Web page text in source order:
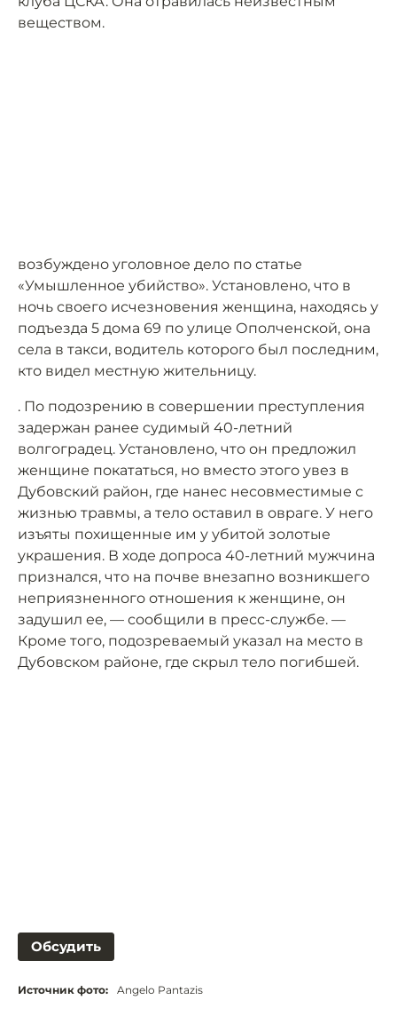
веществом.
возбуждено уголовное дело по статье
«Умышленное убийство». Установлено, что в
ночь своего исчезновения женщина, находясь у
подъезда 5 дома 69 по улице Ополченской, она
села в такси, водитель которого был последним,
кто видел местную жительницу.
. По подозрению в совершении преступления
задержан ранее судимый 40-летний
волгоградец. Установлено, что он предложил
женщине покататься, но вместо этого увез в
Дубовский район, где нанес несовместимые с
жизнью травмы, а тело оставил в овраге. У него
изъяты похищенные им у убитой золотые
украшения. В ходе допроса 40-летний мужчина
признался, что на почве внезапно возникшего
неприязненного отношения к женщине, он
задушил ее, — сообщили в пресс-службе. —
Кроме того, подозреваемый указал на место в
Дубовском районе, где скрыл тело погибшей.
Обсудить
Источник фото: Angelo Pantazis